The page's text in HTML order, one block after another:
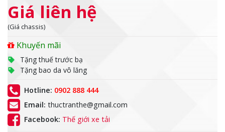
Giá liên hệ
(Giá chassis)
Khuyến mãi
Tặng thuế trước bạ
Tặng bao da vô lăng
Hotline: 0902 888 444
Email: thuctranthe@gmail.com
Facebook: Thế giới xe tải